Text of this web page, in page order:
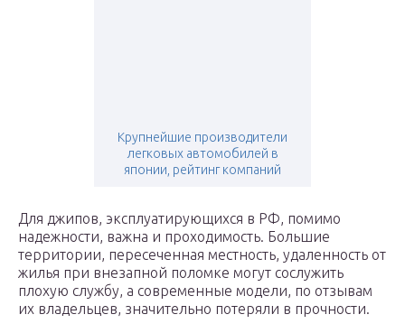
Крупнейшие производители
легковых автомобилей в
японии, рейтинг компаний
Для джипов, эксплуатирующихся в РФ, помимо
надежности, важна и проходимость. Большие
территории, пересеченная местность, удаленность от
жилья при внезапной поломке могут сослужить
плохую службу, а современные модели, по отзывам
их владельцев, значительно потеряли в прочности.